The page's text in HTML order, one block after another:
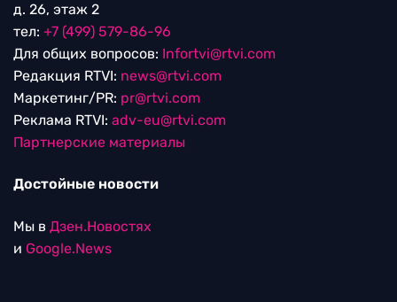
д. 26, этаж 2
тел: +7 (499) 579-86-96
Для общих вопросов: Infortvi@rtvi.com
Редакция RTVI: news@rtvi.com
Маркетинг/PR: pr@rtvi.com
Реклама RTVI: adv-eu@rtvi.com
Партнерские материалы
Достойные новости
Мы в Дзен.Новостях
и Google.News